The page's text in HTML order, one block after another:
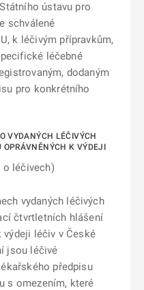
ústavu pro
schválené
k léčivým přípravkům,
léčebné
dodaným
pro konkrétního
VYDANÝCH LÉČIVÝCH
OPRÁVNĚNÝCH K VÝDEJI
o léčivech)
vydaných léčivých
čtvrtletních hlášení
výdeji léčiv v České
jsou léčivé
předpisu
s omezením, které